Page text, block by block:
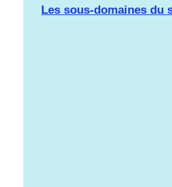
Les sous-domaines du